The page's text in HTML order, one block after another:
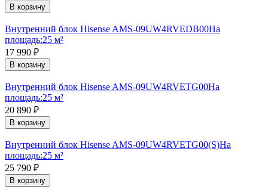
В корзину
Внутренний блок Hisense AMS-09UW4RVEDB00На
площадь:25 м²
17 990 ₽
В корзину
Внутренний блок Hisense AMS-09UW4RVETG00На
площадь:25 м²
20 890 ₽
В корзину
Внутренний блок Hisense AMS-09UW4RVETG00(S)На
площадь:25 м²
25 790 ₽
В корзину